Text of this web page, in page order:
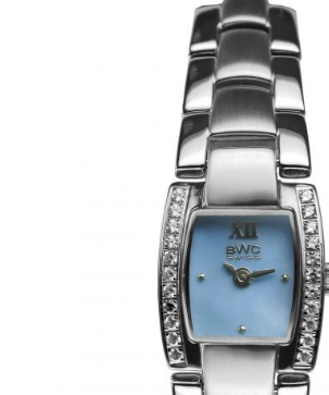
Facebook
BWC-SWISS
Seit 1924 genießt die BWC Swiss